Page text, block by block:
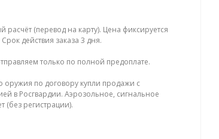
расчёт (перевод на карту). Цена фиксируется
действия заказа 3 дня.
только по полной предоплате.
по договору купли продажи с
в Росгвардии. Аэрозольное, сигнальное
(без регистрации).